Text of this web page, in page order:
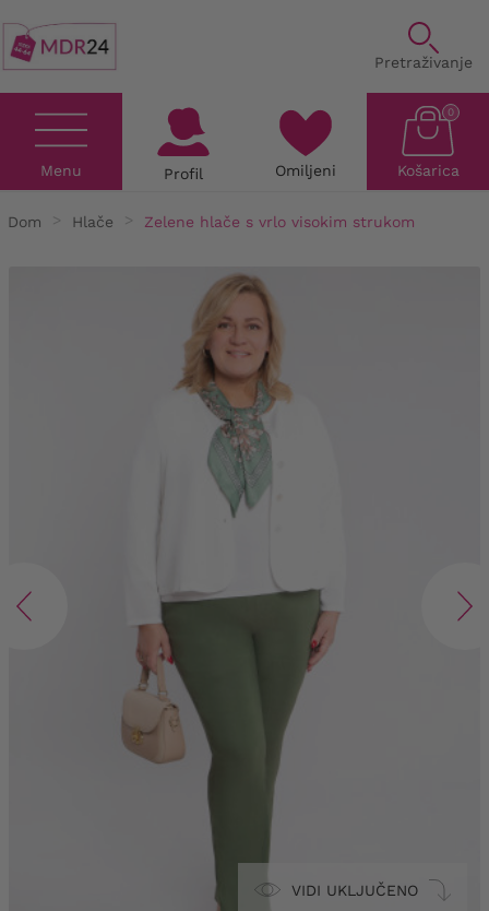
Pretraživanje
Menu Profil Omiljeni Košarica
0
Dom Hlače Zelene hlače s vrlo visokim strukom
VIDI UKLJUČENO